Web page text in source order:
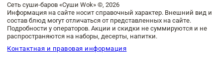
Сеть суши-баров «Суши Wok» ©, 2026
Информация на сайте носит справочный характер. Внешний вид и
состав блюд могут отличаться от представленных на сайте.
Подробности у операторов. Акции и скидки не суммируются и не
распространяются на наборы, десерты, напитки.
Контактная и правовая информация